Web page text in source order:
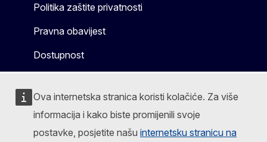
Ova internetska stranica koristi kolačiće. Za više
informacija i kako biste promijenili svoje
postavke, posjetite našu internetsku stranicu na
Politika zaštite privatnosti
Pravna obavijest
Dostupnost